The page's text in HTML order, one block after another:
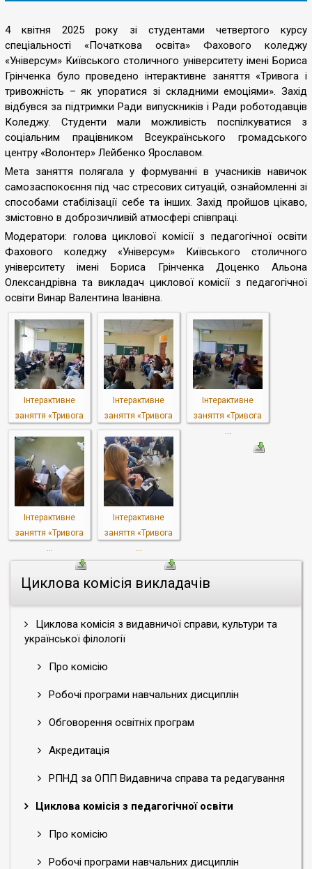
Циклова комісія викладачів
Циклова комісія з видавничої справи, культури та
української філології
Про комісію
Робочі програми навчальних дисциплін
Обговорення освітніх програм
Акредитація
РПНД за ОПП Видавнича справа та редагування
Циклова комісія з педагогічної освіти
Про комісію
Робочі програми навчальних дисциплін
4 квітня 2025 року зі студентами четвертого курсу
спеціальності «Початкова освіта» Фахового коледжу
«Універсум» Київського столичного університету імені Бориса
Грінченка було проведено інтерактивне заняття «Тривога і
тривожність – як упоратися зі складними емоціями». Захід
відбувся за підтримки Ради випускників і Ради роботодавців
Коледжу. Студенти мали можливість поспілкуватися з
соціальним працівником Всеукраїнського громадського
центру «Волонтер» Лейбенко Ярославом.
Мета заняття полягала у формуванні в учасників навичок
самозаспокоєння під час стресових ситуацій, ознайомленні зі
способами стабілізації себе та інших. Захід пройшов цікаво,
змістовно в доброзичливій атмосфері співпраці.
Модератори: голова циклової комісії з педагогічної освіти
Фахового коледжу «Універсум» Київського столичного
університету імені Бориса Грінченка Доценко Альона
Олександрівна та викладач циклової комісії з педагогічної
освіти Винар Валентина Іванівна.
Інтерактивне
заняття «Тривога
Інтерактивне
заняття «Тривога
Інтерактивне
заняття «Тривога
...
Інтерактивне
заняття «Тривога
...
Інтерактивне
заняття «Тривога
...